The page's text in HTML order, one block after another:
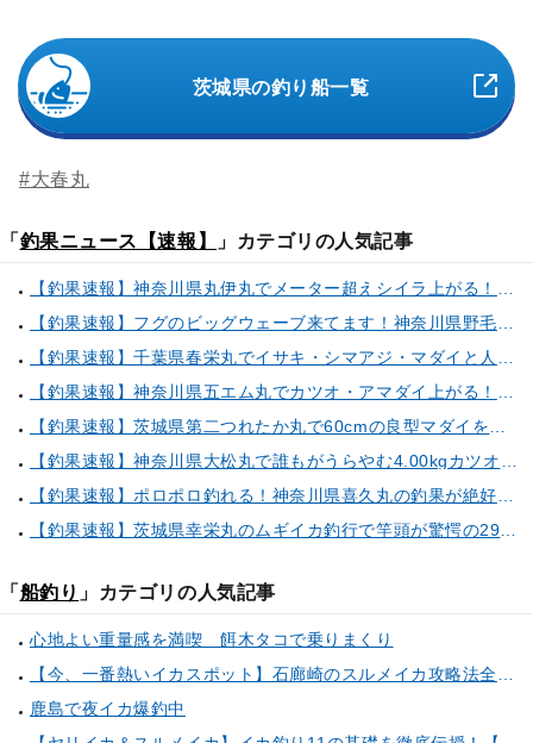
茨城県の釣り船一覧
#大春丸
「 釣果ニュース【速報】 」カテゴリの人気記事
「 船釣り 」カテゴリの人気記事
心地よい重量感を満喫 餌木タコで乗りまくり
鹿島で夜イカ爆釣中